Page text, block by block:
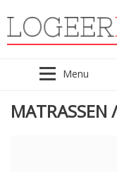
Menu
MATRASSEN